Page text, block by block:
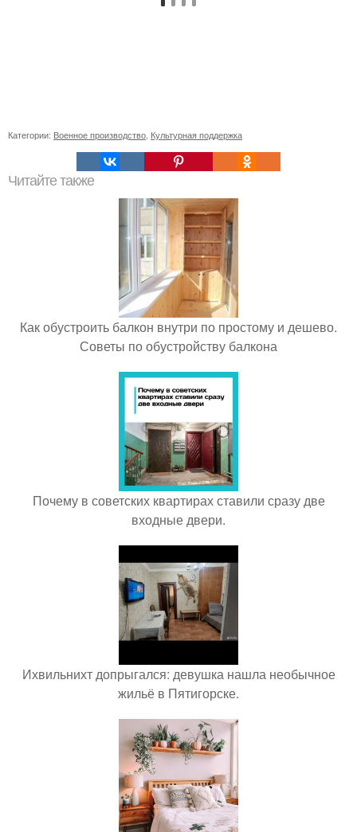
Категории: Военное производство Культурная поддержка
Читайте также
Как обустроить балкон внутри по простому и дешево.
Советы по обустройству балкона
Почему в советских квартирах ставили сразу две
входные двери.
Ихвильнихт допрыгался: девушка нашла необычное
жильё в Пятигорске.